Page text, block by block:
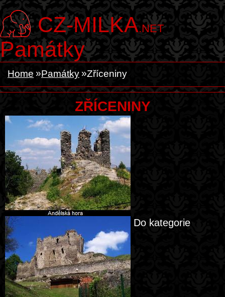
CZ-MILKA.NET
Památky
Home Památky Zříceniny
ZŘÍCENINY
Do kategorie